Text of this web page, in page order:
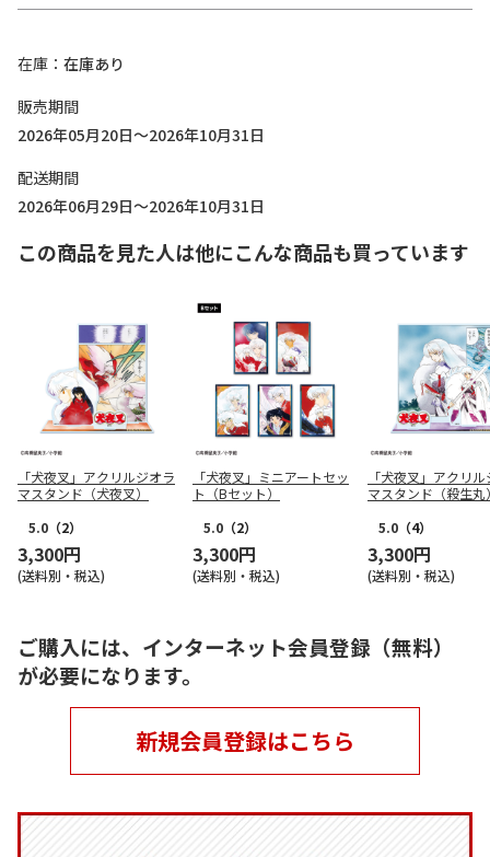
在庫
在庫あり
販売期間
2026年05月20日～2026年10月31日
配送期間
2026年06月29日～2026年10月31日
この商品を見た人は他にこんな商品も買っています
「犬夜叉」アクリルジオラ
マスタンド（犬夜叉）
5.0 （2）
3,300円
(送料別・税込)
「犬夜叉」ミニアートセッ
ト（Bセット）
5.0 （2）
3,300円
(送料別・税込)
「犬夜叉」アクリ
マスタンド（殺生丸
5.0 （4）
3,300円
(送料別・税込)
ご購入には、インターネット会員登録（無料）
が必要になります。
新規会員登録はこちら